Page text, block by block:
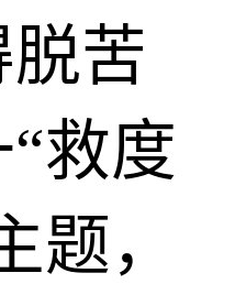
苦
救度
题，